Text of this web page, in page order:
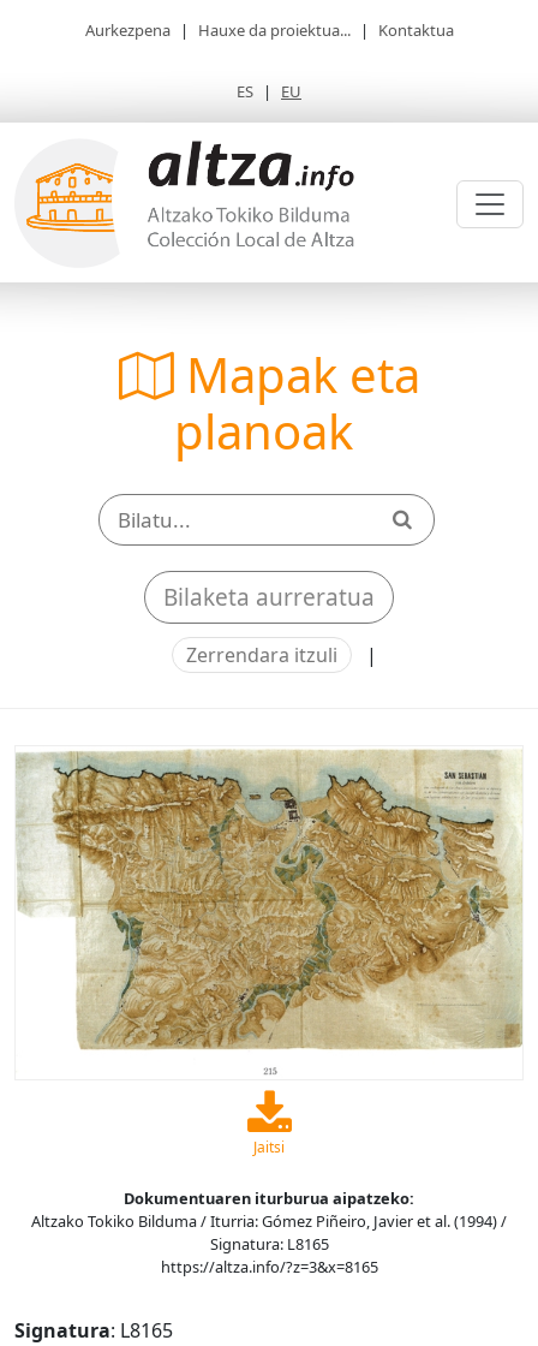
Aurkezpena | Hauxe da proiektua... | Kontaktua
ES | EU
Mapak eta
planoak
Bilaketa aurreratua
Zerrendara itzuli |
Jaitsi
Dokumentuaren iturburua aipatzeko:
Altzako Tokiko Bilduma / Iturria: Gómez Piñeiro, Javier et al. (1994) /
Signatura: L8165
https://altza.info/?z=3&x=8165
Signatura: L8165